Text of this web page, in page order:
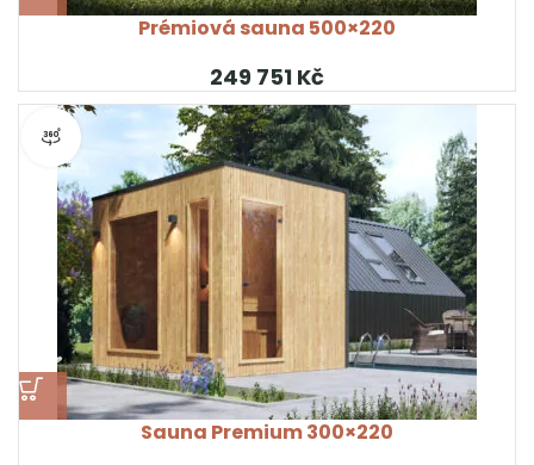
Prémiová sauna 500×220
Kč
Pohled na produkt 360°
Sauna Premium 300×220